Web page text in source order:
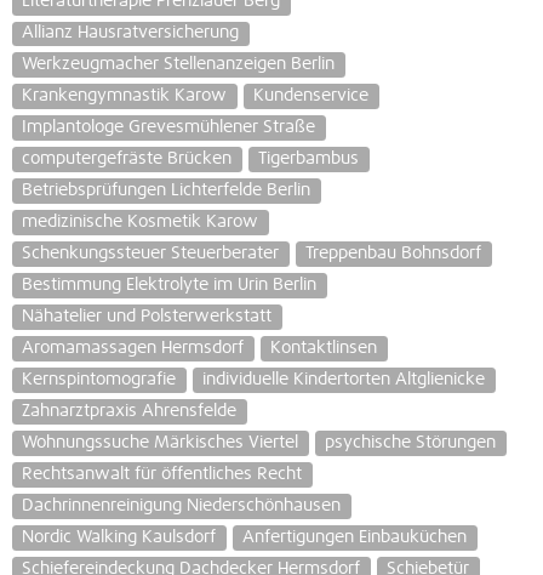
Allianz Hausratversicherung
Werkzeugmacher Stellenanzeigen Berlin
Krankengymnastik Karow
Kundenservice
Implantologe Grevesmühlener Straße
computergefräste Brücken
Tigerbambus
Betriebsprüfungen Lichterfelde Berlin
medizinische Kosmetik Karow
Schenkungssteuer Steuerberater
Treppenbau Bohnsdorf
Bestimmung Elektrolyte im Urin Berlin
Nähatelier und Polsterwerkstatt
Aromamassagen Hermsdorf
Kontaktlinsen
Kernspintomografie
individuelle Kindertorten Altglienicke
Zahnarztpraxis Ahrensfelde
Wohnungssuche Märkisches Viertel
psychische Störungen
Rechtsanwalt für öffentliches Recht
Dachrinnenreinigung Niederschönhausen
Nordic Walking Kaulsdorf
Anfertigungen Einbauküchen
Schiefereindeckung Dachdecker Hermsdorf
Schiebetür